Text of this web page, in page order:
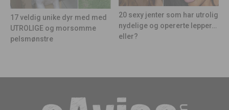
17 veldig unike dyr med med
UTROLIGE og morsomme
pelsmønstre
20 sexy jenter som har utrolig
nydelige og opererte lepper…
eller?